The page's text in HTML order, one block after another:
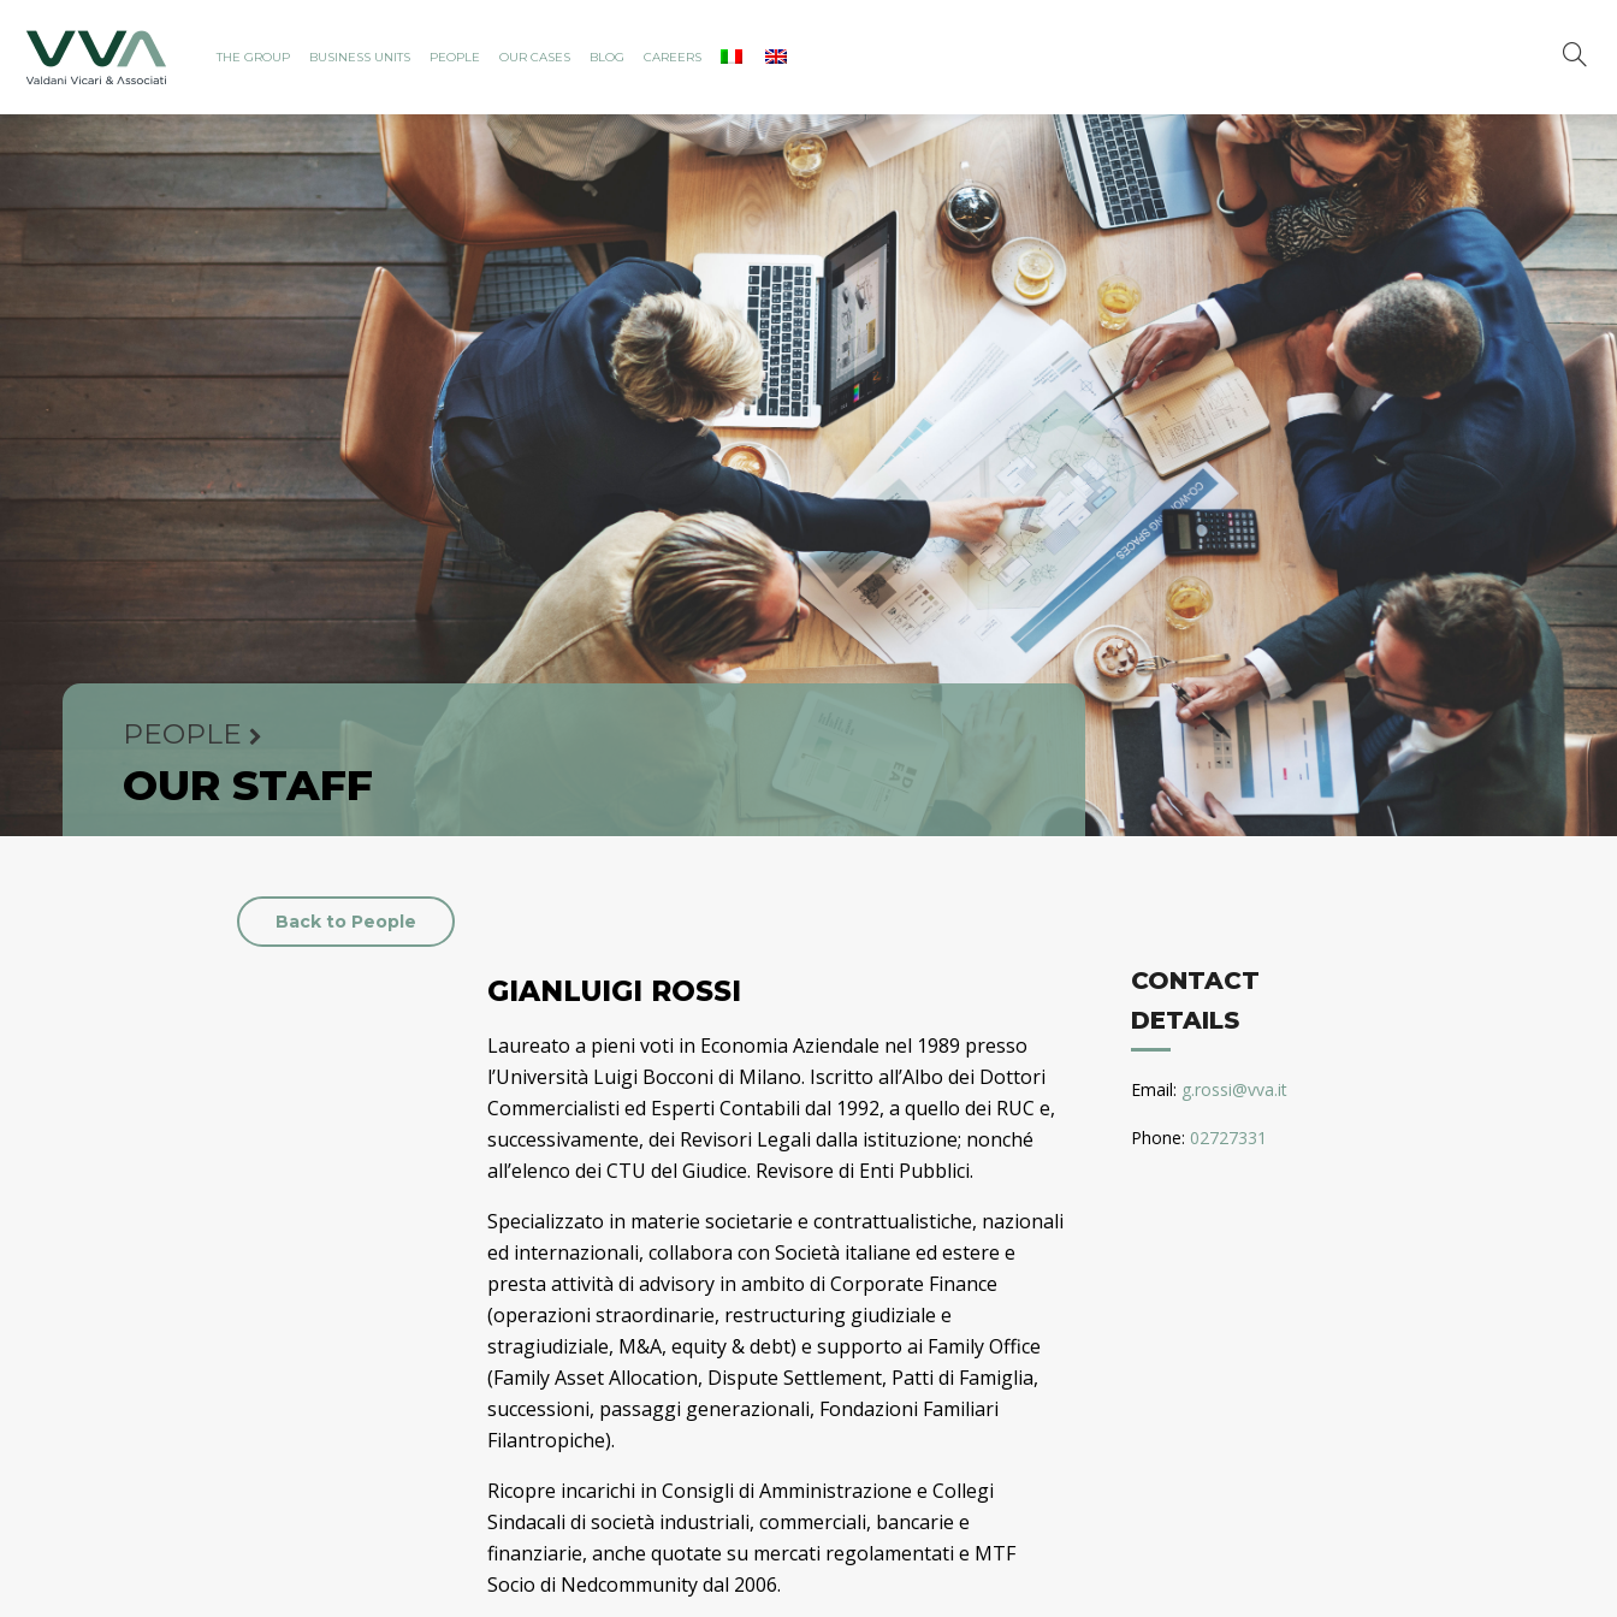
THE GROUP BUSINESS UNITS PEOPLE OUR CASES BLOG CAREERS
PEOPLE
OUR STAFF
Back to People
GIANLUIGI ROSSI
Laureato a pieni voti in Economia Aziendale nel 1989 presso
l’Università Luigi Bocconi di Milano. Iscritto all’Albo dei Dottori
Commercialisti ed Esperti Contabili dal 1992, a quello dei RUC e,
successivamente, dei Revisori Legali dalla istituzione; nonché
all’elenco dei CTU del Giudice. Revisore di Enti Pubblici.
Specializzato in materie societarie e contrattualistiche, nazionali
ed internazionali, collabora con Società italiane ed estere e
presta attività di advisory in ambito di Corporate Finance
(operazioni straordinarie, restructuring giudiziale e
stragiudiziale, M&A, equity & debt) e supporto ai Family Office
(Family Asset Allocation, Dispute Settlement, Patti di Famiglia,
successioni, passaggi generazionali, Fondazioni Familiari
Filantropiche).
Ricopre incarichi in Consigli di Amministrazione e Collegi
Sindacali di società industriali, commerciali, bancarie e
finanziarie, anche quotate su mercati regolamentati e MTF
Socio di Nedcommunity dal 2006.
CONTACT
DETAILS
Email: g.rossi@vva.it
Phone: 02727331